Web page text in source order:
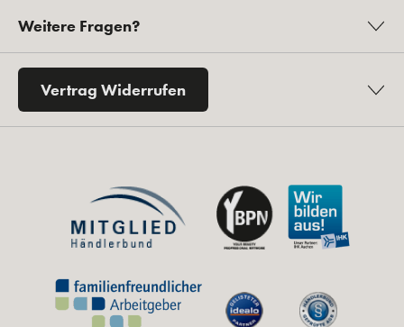
Weitere Fragen?
Vertrag Widerrufen